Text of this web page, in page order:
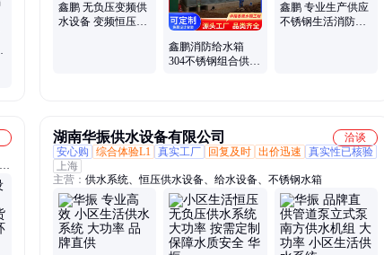
鑫鹏 无负压变频供
水设备 变频恒压供
鑫鹏消防给水箱
304不锈钢组合供水
鑫鹏 专业生产供应
不锈钢生活消防水
湖南华振供水设备有限公司
洽谈
安心购
综合体验L1 真实工厂 回复及时 出价迅速
真实性已核验
上海
主营： 供水系统、恒压供水设备、给水设备、不锈钢水箱